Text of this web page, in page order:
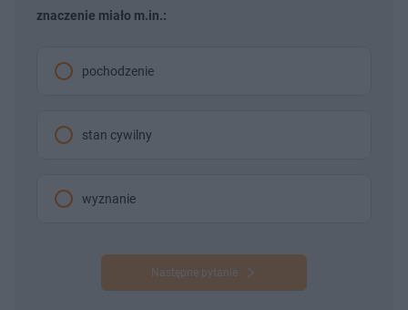
znaczenie miało m.in.:
pochodzenie
stan cywilny
wyznanie
Następne pytanie